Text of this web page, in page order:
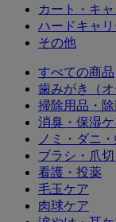
カート・キ
ハードキャリ
その他
すべての商品
歯みがき（オ
掃除用品・
消臭・保湿ケ
ノミ・ダニ
ブラシ・爪切
看護・投薬
毛玉ケア
肉球ケア